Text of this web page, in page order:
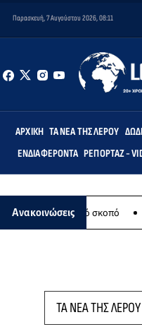
Παρασκευή, 7 Αυγούστου 2026, 08:11
ΑΡΧΙΚΉ ΤΑ ΝΈΑ ΤΗΣ ΛΈΡΟΥ
ΕΝΔΙΑΦΈΡΟΝΤΑ ΡΕΠΟΡΤΆΖ -
Ανακοινώσεις
φιλανθρωπικό σκοπό
ΤΑ ΝΕΑ ΤΗΣ ΛΕΡΟΥ